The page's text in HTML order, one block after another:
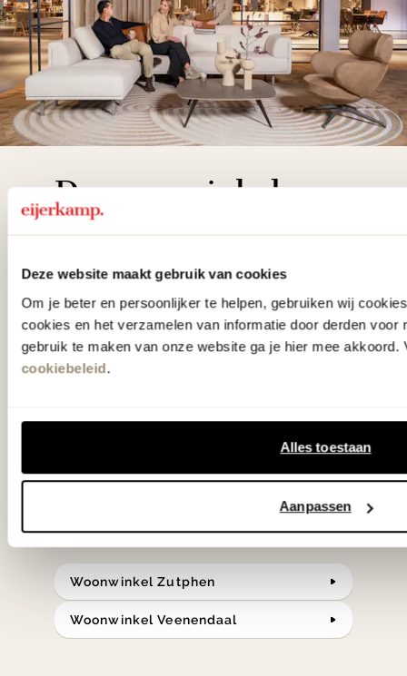
Deze website maakt gebruik van cookies
Om je beter en persoonlijker te helpen, gebruiken wij
cookies en het verzamelen van informatie door derden voor
gebruik te maken van onze website ga je hier mee akkoord.
cookiebeleid.
Alles toestaan
Aanpassen
De woonwinkel
gezien op tv!
Wie kent het programma vtwonen
'Weer verliefd op je huis' niet? We
hebben met liefde de mooiste woon-,
slaap- en designcollecties
klassiekers en de nieuwste ontwerpen
in verrassende materialen en kleuren!
Bekijk onze openingstijden en
bereken je route.
Woonwinkel Zutphen
Woonwinkel Veenendaal